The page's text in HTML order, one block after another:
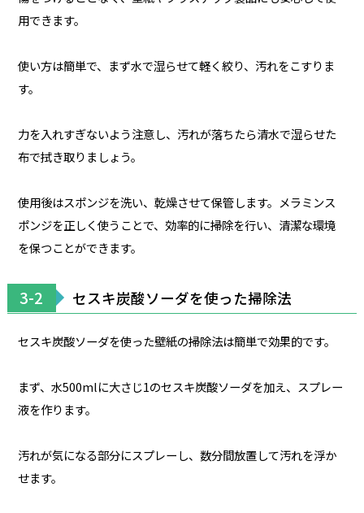
用できます。
使い方は簡単で、まず水で湿らせて軽く絞り、汚れをこすりま
す。
力を入れすぎないよう注意し、汚れが落ちたら清水で湿らせた
布で拭き取りましょう。
使用後はスポンジを洗い、乾燥させて保管します。メラミンス
ポンジを正しく使うことで、効率的に掃除を行い、清潔な環境
を保つことができます。
3-2 セスキ炭酸ソーダを使った掃除法
セスキ炭酸ソーダを使った壁紙の掃除法は簡単で効果的です。
まず、水500mlに大さじ1のセスキ炭酸ソーダを加え、スプレー
液を作ります。
汚れが気になる部分にスプレーし、数分間放置して汚れを浮か
せます。